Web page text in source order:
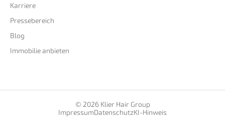
Karriere
Pressebereich
Blog
Immobilie anbieten
© 2026 Klier Hair Group
ImpressumDatenschutzKI-Hinweis